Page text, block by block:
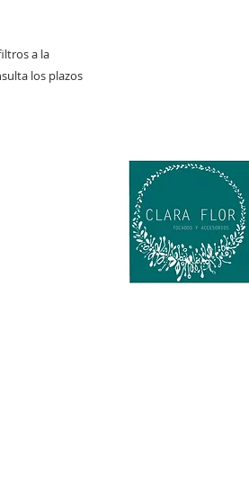
a la
los plazos